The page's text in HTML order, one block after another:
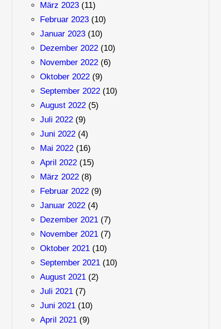
März 2023(11)
Februar 2023(10)
Januar 2023(10)
Dezember 2022(10)
November 2022(6)
Oktober 2022(9)
September 2022(10)
August 2022(5)
Juli 2022(9)
Juni 2022(4)
Mai 2022(16)
April 2022(15)
März 2022(8)
Februar 2022(9)
Januar 2022(4)
Dezember 2021(7)
November 2021(7)
Oktober 2021(10)
September 2021(10)
August 2021(2)
Juli 2021(7)
Juni 2021(10)
April 2021(9)